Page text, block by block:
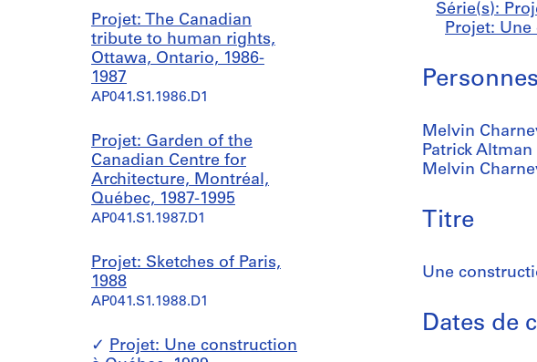
Projet: The Canadian
tribute to human rights,
Ottawa, Ontario, 1986-
1987
AP041.S1.1986.D1
Projet: Garden of the
Canadian Centre for
Architecture, Montréal,
Québec, 1987-1995
AP041.S1.1987.D1
Projet: Sketches of Paris,
1988
AP041.S1.1988.D1
Projet: Une construction
Série(s):
Projet: Une
Melvin
Patrick
Melvin
Titre
Une
Dates de